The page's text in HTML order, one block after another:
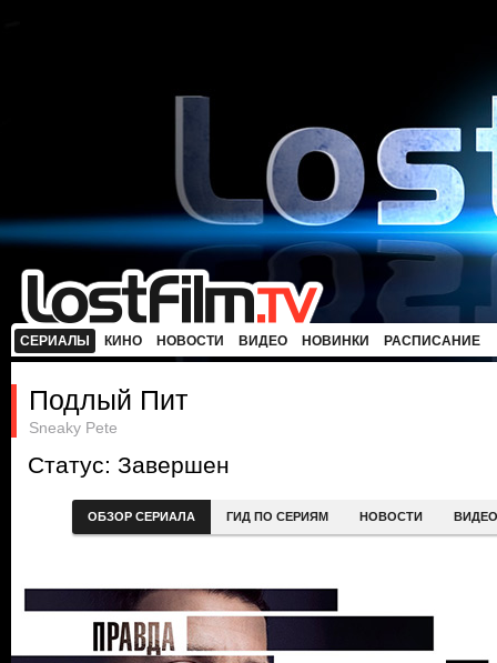
СЕРИАЛЫ КИНО НОВОСТИ ВИДЕО НОВИНКИ РАСПИСАНИЕ
Подлый Пит
Sneaky Pete
Статус: Завершен
ОБЗОР СЕРИАЛА ГИД ПО СЕРИЯМ НОВОСТИ ВИДЕО